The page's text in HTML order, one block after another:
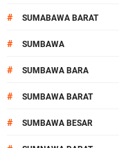
# SUMABAWA BARAT
# SUMBAWA
# SUMBAWA BARA
# SUMBAWA BARAT
# SUMBAWA BESAR